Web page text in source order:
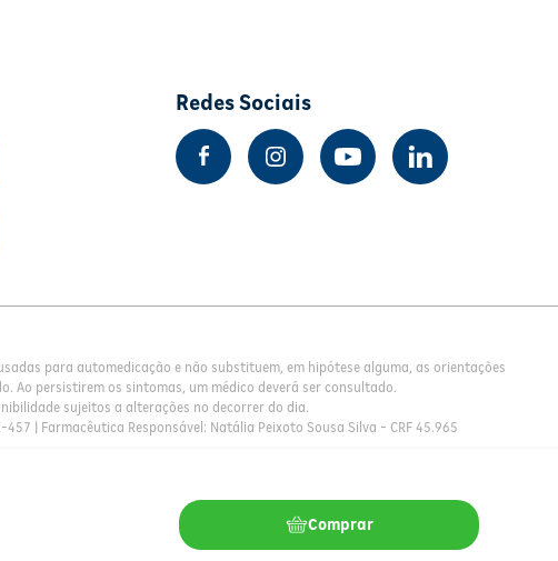
Comprar
Redes Sociais
para automedicação e não substituem, em hipótese alguma, as orientações
Ao persistirem os sintomas, um médico deverá ser consultado.
sujeitos a alterações no decorrer do dia.
| Farmacêutica Responsável: Natália Peixoto Sousa Silva - CRF 45.965